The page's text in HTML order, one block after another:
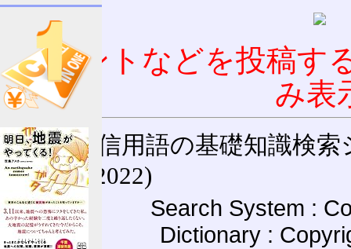
コメントなどを投稿す
み表
通信用語の基礎知識検索
(27-May-2022)
Search System :
Dictionary :